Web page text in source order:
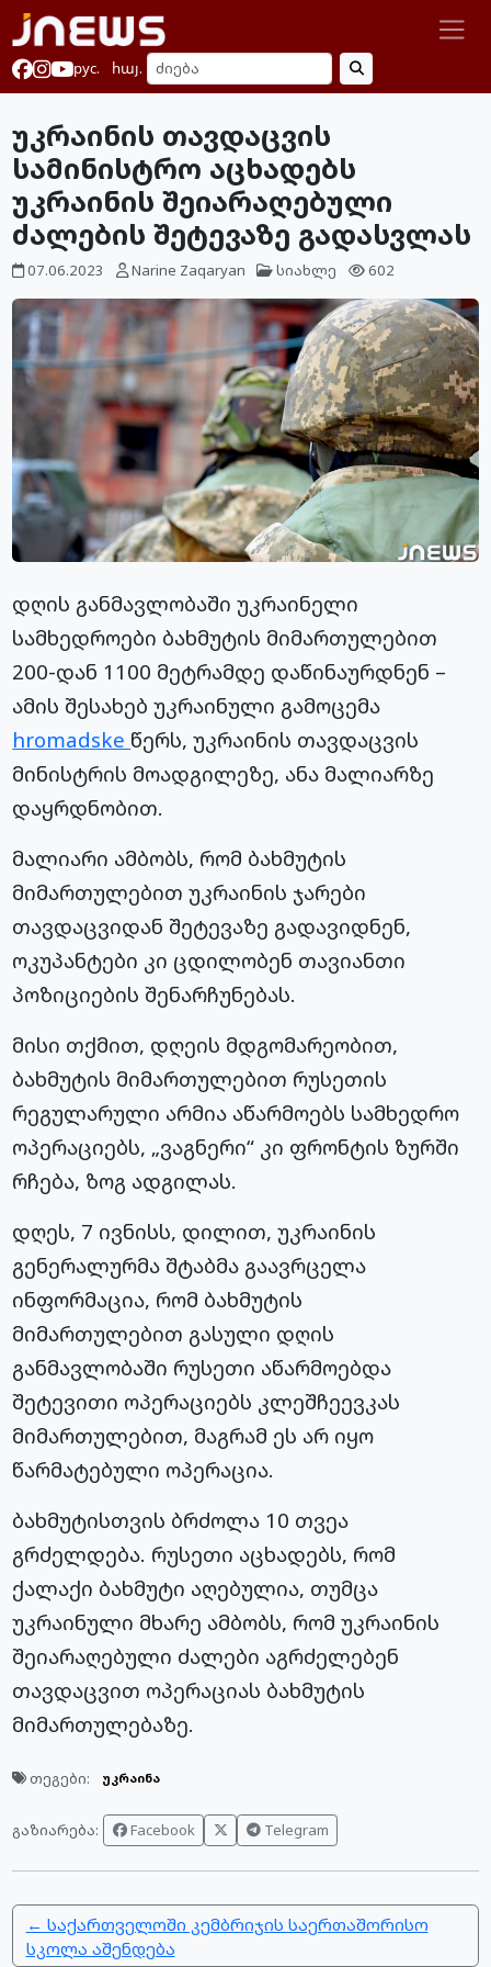
рус. հայ.
უკრაინის თავდაცვის
სამინისტრო აცხადებს
უკრაინის შეიარაღებული
ძალების შეტევაზე გადასვლას
07.06.2023 Narine Zaqaryan სიახლე 602
დღის განმავლობაში უკრაინელი
სამხედროები ბახმუტის მიმართულებით
200-დან 1100 მეტრამდე დაწინაურდნენ –
ამის შესახებ უკრაინული გამოცემა
hromadske წერს, უკრაინის თავდაცვის
მინისტრის მოადგილეზე, ანა მალიარზე
დაყრდნობით.
მალიარი ამბობს, რომ ბახმუტის
მიმართულებით უკრაინის ჯარები
თავდაცვიდან შეტევაზე გადავიდნენ,
ოკუპანტები კი ცდილობენ თავიანთი
პოზიციების შენარჩუნებას.
მისი თქმით, დღეის მდგომარეობით,
ბახმუტის მიმართულებით რუსეთის
რეგულარული არმია აწარმოებს სამხედრო
ოპერაციებს, „ვაგნერი“ კი ფრონტის ზურში
რჩება, ზოგ ადგილას.
დღეს, 7 ივნისს, დილით, უკრაინის
გენერალურმა შტაბმა გაავრცელა
ინფორმაცია, რომ ბახმუტის
მიმართულებით გასული დღის
განმავლობაში რუსეთი აწარმოებდა
შეტევითი ოპერაციებს კლეშჩეევკას
მიმართულებით, მაგრამ ეს არ იყო
წარმატებული ოპერაცია.
ბახმუტისთვის ბრძოლა 10 თვეა
გრძელდება. რუსეთი აცხადებს, რომ
ქალაქი ბახმუტი აღებულია, თუმცა
უკრაინული მხარე ამბობს, რომ უკრაინის
შეიარაღებული ძალები აგრძელებენ
თავდაცვით ოპერაციას ბახმუტის
მიმართულებაზე.
თეგები: უკრაინა
გაზიარება: Facebook Telegram
← საქართველოში კემბრიჯის საერთაშორისო
სკოლა აშენდება